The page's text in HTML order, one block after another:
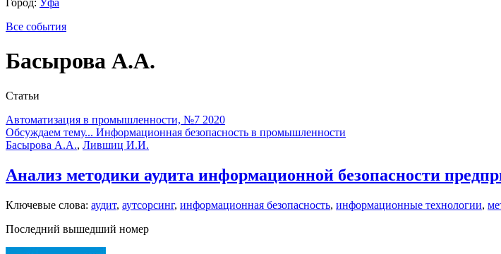
Город: Уфа
Все события
Басырова А.А.
Статьи
Автоматизация в промышленности, №7 2020
Обсуждаем тему... Информационная безопасность в промышленности
Басырова А.А., Лившиц И.И.
Анализ методики аудита информационной безопасности
Ключевые слова: аудит, аутсорсинг, информационная безопасность, информационные технологии,
Последний вышедший номер